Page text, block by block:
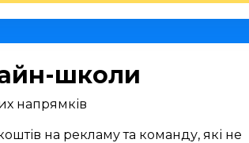
школи
напрямків
на рекламу та команду, які не